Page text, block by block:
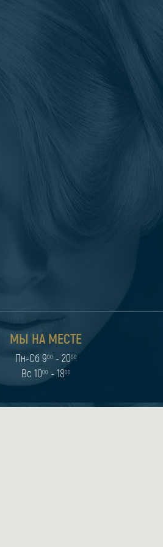
МЫ НА МЕСТЕ
Пн-Сб 900 - 2000
Вс 1000 - 1800